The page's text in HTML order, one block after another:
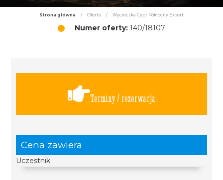
Strona główna / Oferta / Wycieczka Cypr Północny Expert
Numer oferty: 140/18107
Terminy / rezerwacja
Cena zawiera
Uczestnik